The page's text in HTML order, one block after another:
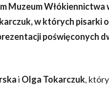
Muzeum Włókiennictwa
w których pisarki
poświęconych
i Olga Tokarczuk,